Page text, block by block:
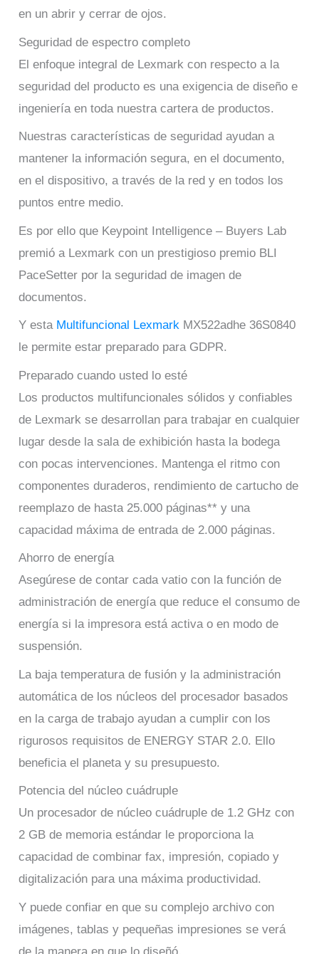
en un abrir y cerrar de ojos.
Seguridad de espectro completo
El enfoque integral de Lexmark con respecto a la
seguridad del producto es una exigencia de diseño e
ingeniería en toda nuestra cartera de productos.
Nuestras características de seguridad ayudan a
mantener la información segura, en el documento,
en el dispositivo, a través de la red y en todos los
puntos entre medio.
Es por ello que Keypoint Intelligence – Buyers Lab
premió a Lexmark con un prestigioso premio BLI
PaceSetter por la seguridad de imagen de
documentos.
Y esta Multifuncional Lexmark MX522adhe 36S0840
le permite estar preparado para GDPR.
Preparado cuando usted lo esté
Los productos multifuncionales sólidos y confiables
de Lexmark se desarrollan para trabajar en cualquier
lugar desde la sala de exhibición hasta la bodega
con pocas intervenciones. Mantenga el ritmo con
componentes duraderos, rendimiento de cartucho de
reemplazo de hasta 25.000 páginas** y una
capacidad máxima de entrada de 2.000 páginas.
Ahorro de energía
Asegúrese de contar cada vatio con la función de
administración de energía que reduce el consumo de
energía si la impresora está activa o en modo de
suspensión.
La baja temperatura de fusión y la administración
automática de los núcleos del procesador basados
en la carga de trabajo ayudan a cumplir con los
rigurosos requisitos de ENERGY STAR 2.0. Ello
beneficia el planeta y su presupuesto.
Potencia del núcleo cuádruple
Un procesador de núcleo cuádruple de 1.2 GHz con
2 GB de memoria estándar le proporciona la
capacidad de combinar fax, impresión, copiado y
digitalización para una máxima productividad.
Y puede confiar en que su complejo archivo con
imágenes, tablas y pequeñas impresiones se verá
de la manera en que lo diseñó.